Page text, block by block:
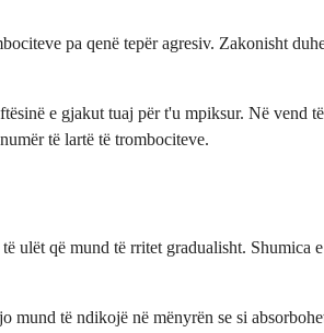
pa qenë tepër agresiv. Zakonisht
e gjakut tuaj për t'u mpiksur. Në vend
të lartë të trombociteve.
që mund të rritet gradualisht. Shumica
të ndikojë në mënyrën se si